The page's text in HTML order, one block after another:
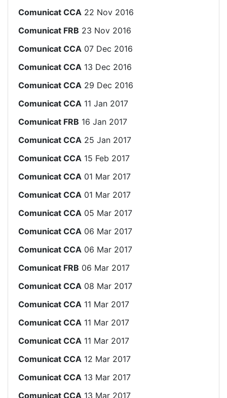
Comunicat CCA 22 Nov 2016
Comunicat FRB 23 Nov 2016
Comunicat CCA 07 Dec 2016
Comunicat CCA 13 Dec 2016
Comunicat CCA 29 Dec 2016
Comunicat CCA 11 Jan 2017
Comunicat FRB 16 Jan 2017
Comunicat CCA 25 Jan 2017
Comunicat CCA 15 Feb 2017
Comunicat CCA 01 Mar 2017
Comunicat CCA 01 Mar 2017
Comunicat CCA 05 Mar 2017
Comunicat CCA 06 Mar 2017
Comunicat CCA 06 Mar 2017
Comunicat FRB 06 Mar 2017
Comunicat CCA 08 Mar 2017
Comunicat CCA 11 Mar 2017
Comunicat CCA 11 Mar 2017
Comunicat CCA 11 Mar 2017
Comunicat CCA 12 Mar 2017
Comunicat CCA 13 Mar 2017
Comunicat CCA 13 Mar 2017